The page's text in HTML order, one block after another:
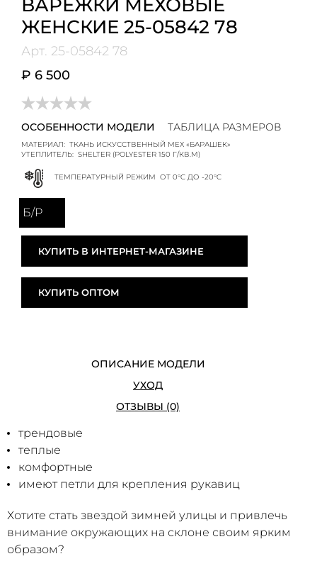
ВАРЕЖКИ МЕХОВЫЕ
ЖЕНСКИЕ 25-05842 78
Арт. 25-05842 78
₽ 6 500
ОСОБЕННОСТИ МОДЕЛИ ТАБЛИЦА РАЗМЕРОВ
МАТЕРИАЛ: ТКАНЬ ИСКУССТВЕННЫЙ МЕХ «БАРАШЕК»
УТЕПЛИТЕЛЬ: SHELTER (POLYESTER 150 Г/КВ.М)
ТЕМПЕРАТУРНЫЙ РЕЖИМ ОТ 0°C ДО -20°C
Б/Р
КУПИТЬ В ИНТЕРНЕТ-МАГАЗИНЕ
КУПИТЬ ОПТОМ
ОПИСАНИЕ МОДЕЛИ
УХОД
ОТЗЫВЫ (0)
трендовые
теплые
комфортные
имеют петли для крепления рукавиц
Хотите стать звездой зимней улицы и привлечь
внимание окружающих на склоне своим ярким
образом?